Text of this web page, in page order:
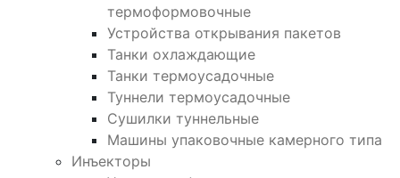
термоформовочные
Устройства открывания пакетов
Танки охлаждающие
Танки термоусадочные
Туннели термоусадочные
Сушилки туннельные
Машины упаковочные камерного типа
Инъекторы